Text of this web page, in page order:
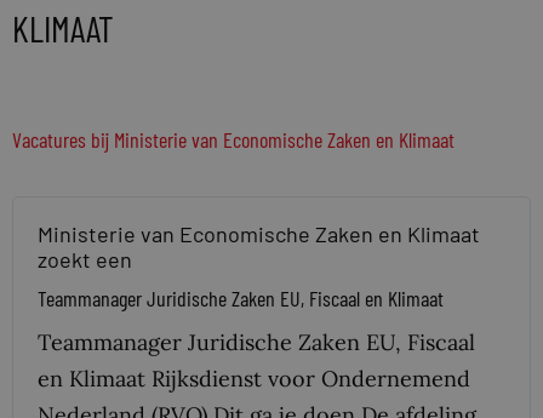
KLIMAAT
Vacatures bij Ministerie van Economische Zaken en Klimaat
Ministerie van Economische Zaken en Klimaat
zoekt een
Teammanager Juridische Zaken EU, Fiscaal en Klimaat
Teammanager Juridische Zaken EU, Fiscaal
en Klimaat Rijksdienst voor Ondernemend